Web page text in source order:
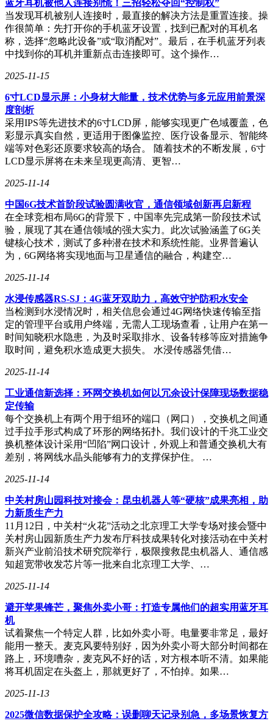
升的关键在于通过系统性规划实现家电与空间的有机融合。这
种融合不是简单的物理隐藏，而是要在形态、功能、场景三个
维度达成统一，最终营造出既实用又具有美学价值的沉浸式居
住体验。添可提出的"隐序"美学恰好契合了这种发展趋势，为
行业提供了可落地的设计范式。
作为智能洗地机品类的开创者，添可此次发布的行业标准是其
第四次主导制定行业规范。从品类创新到技术突破，再到标准
引领，这家企业始终走在行业变革前沿。新标准的实施将产生
三重效应：对行业而言，填补了基站式洗地机安装服务的标准
空白；对消费者来说，解决了管道堵塞、空间不匹配等使用痛
点；对产业生态而言，打破了家电与家装的设计壁垒，使清洁
设备能够前置到装修设计阶段，真正实现家电家居一体化规
价值创造的深刻转型。随着安装标准的普及和美学理念的推
广，未来的家居清洁将呈现更智能、更整合、更美观的发展态
势。当清洁设备不再以突兀的形态存在，而是成为家居环境的
一部分，这种"隐于无形"的设计哲学或将重新定义现代居住的
清洁标准。
蓝牙耳机被他人连接别慌！三招轻松夺回“控制权”
当发现耳机被别人连接时，最直接的解决方法是重置连接。操
作很简单：先打开你的手机蓝牙设置，找到已配对的耳机名
称，选择“忽略此设备”或“取消配对”。最后，在手机蓝牙列表
中找到你的耳机并重新点击连接即可。这个操作…
2025-11-15
6寸LCD显示屏：小身材大能量，技术优势与多元应用前景深
度剖析
采用IPS等先进技术的6寸LCD屏，能够实现更广色域覆盖，色
彩显示真实自然，更适用于图像监控、医疗设备显示、智能终
端等对色彩还原要求较高的场合。 随着技术的不断发展，6寸
LCD显示屏将在未来呈现更高清、更智…
2025-11-14
中国6G技术首阶段试验圆满收官，通信领域创新再启新程
在全球竞相布局6G的背景下，中国率先完成第一阶段技术试
验，展现了其在通信领域的强大实力。此次试验涵盖了6G关
键核心技术，测试了多种潜在技术和系统性能。业界普遍认
为，6G网络将实现地面与卫星通信的融合，构建空…
2025-11-14
水浸传感器RS-SJ：4G蓝牙双助力，高效守护防积水安全
当检测到水浸情况时，相关信息会通过4G网络快速传输至指
定的管理平台或用户终端，无需人工现场查看，让用户在第一
时间知晓积水隐患，为及时采取排水、设备转移等应对措施争
取时间，避免积水造成更大损失。 水浸传感器凭借…
2025-11-14
工业通信新选择：环网交换机如何以冗余设计保障现场数据稳
定传输
每个交换机上有两个用于组环的端口（网口），交换机之间通
过手拉手形式构成了环形的网络拓扑。我们设计的千兆工业交
换机整体设计采用“凹陷”网口设计，外观上和普通交换机大有
差别，将网线水晶头能够有力的支撑保护住。 …
2025-11-14
中关村房山园科技对接会：昆虫机器人等“硬核”成果亮相，助
力新质生产力
11月12日，中关村“火花”活动之北京理工大学专场对接会暨中
关村房山园新质生产力发布厅科技成果转化对接活动在中关村
新兴产业前沿技术研究院举行，极限搜救昆虫机器人、通信感
知超宽带收发芯片等一批来自北京理工大学、…
2025-11-14
避开苹果锋芒，聚焦外卖小哥：打造专属他们的超实用蓝牙耳
机
试着聚焦一个特定人群，比如外卖小哥。电量要非常足，最好
能用一整天。麦克风要特别好，因为外卖小哥大部分时间都在
路上，环境嘈杂，麦克风不好的话，对方根本听不清。如果能
将耳机固定在头盔上，那就更好了，不怕掉。如果…
2025-11-13
2025微信数据保护全攻略：误删聊天记录别急，多场景恢复方